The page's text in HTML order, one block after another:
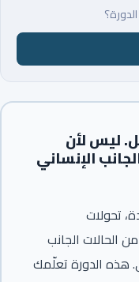
ليس لأن
الإنساني
تحولات
الأبحاث متسقة: في 70% من الحالات الجانب
هذه الدورة تعلّمك